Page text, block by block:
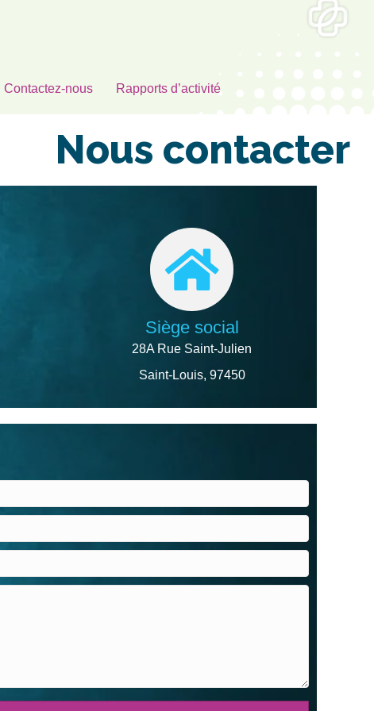
Contactez-nous Rapports d’activité
Nous contacter
Siège social
28A Rue Saint-Julien
Saint-Louis, 97450